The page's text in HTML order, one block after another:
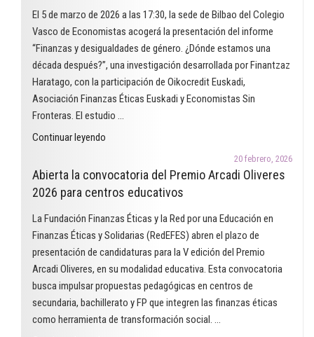
reconoce
un
proyecto
utiliza
cómic
finanzas
éticas
el
aula"
El 5 de marzo de 2026 a las 17:30, la sede de Bilbao del Colegio
Vasco de Economistas acogerá la presentación del informe
“Finanzas y desigualdades de género. ¿Dónde estamos una
década después?”, una investigación desarrollada por Finantzaz
Haratago, con la participación de Oikocredit Euskadi,
Asociación Finanzas Éticas Euskadi y Economistas Sin
Fronteras. El estudio …
Continuar leyendo
desigualdades
de
¿Dónde
estamos
una
década
después?"
20 febrero, 2026
Abierta la convocatoria del Premio Arcadi Oliveres
2026 para centros educativos
La Fundación Finanzas Éticas y la Red por una Educación en
Finanzas Éticas y Solidarias (RedEFES) abren el plazo de
presentación de candidaturas para la V edición del Premio
Arcadi Oliveres, en su modalidad educativa. Esta convocatoria
busca impulsar propuestas pedagógicas en centros de
secundaria, bachillerato y FP que integren las finanzas éticas
como herramienta de transformación social. …